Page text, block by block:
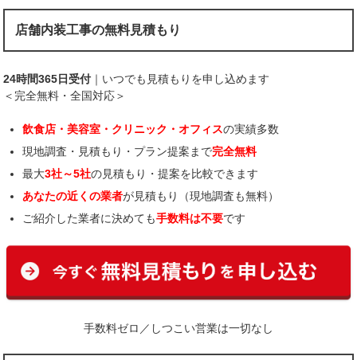
店舗内装工事の無料見積もり
24時間365日受付 ｜いつでも見積もりを申し込めます
＜完全無料・全国対応＞
飲食店・美容室・クリニック・オフィスの実績多数
現地調査・見積もり・プラン提案まで完全無料
最大3社～5社の見積もり・提案を比較できます
あなたの近くの業者が見積もり（現地調査も無料）
ご紹介した業者に決めても手数料は不要です
手数料ゼロ／しつこい営業は一切なし